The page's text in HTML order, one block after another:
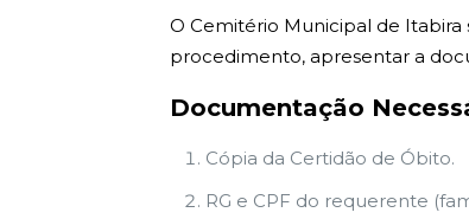
O Cemitério Municipal de Itabira
procedimento, apresentar a
Documentação
Cópia da Certidão de Óbito.
RG e CPF do requerente